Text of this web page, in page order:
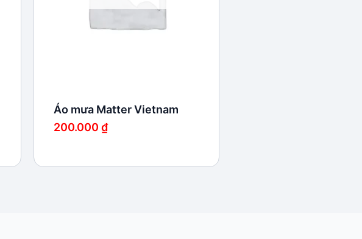
Áo mưa Matter Vietnam
200.000 ₫